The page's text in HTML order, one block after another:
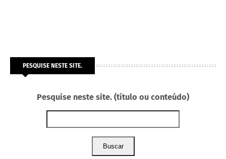
PESQUISE NESTE SITE.
Pesquise neste site. (título ou conteúdo)
Buscar